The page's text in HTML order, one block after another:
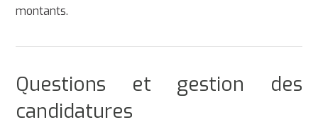
montants.
Questions et gestion des
candidatures